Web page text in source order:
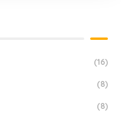
(16)
(8)
(8)